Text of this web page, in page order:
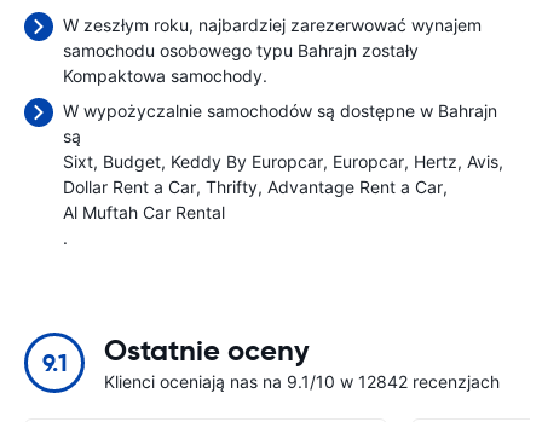
W zeszłym roku, najbardziej zarezerwować wynajem
samochodu osobowego typu Bahrajn zostały
Kompaktowa samochody.
W wypożyczalnie samochodów są dostępne w Bahrajn
są
Sixt Budget Keddy By Europcar Europcar Hertz Avis
Dollar Rent a Car Thrifty Advantage Rent a Car
Al Muftah Car Rental
.
9.1 Ostatnie oceny
Klienci oceniają nas na 9.1/10 w 12842 recenzjach